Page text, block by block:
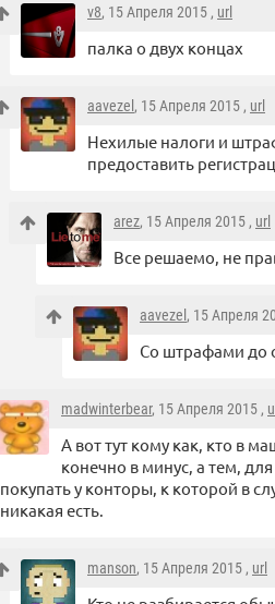
v8, 15 Апреля 2015 , url
палка о двух концах
aavezel , 15 Апреля 2015 , url
Нехилые налоги и
предоставить
arez, 15 Апреля 2015 , url
Все решаемо, не
aavezel , 15 Апреля
Со штрафами до
madwinterbear, 15 Апреля 2015 ,
А вот тут кому как, кто в
конечно в минус, а тем,
покупать у конторы, к которой в
никакая есть.
manson, 15 Апреля 2015 , url